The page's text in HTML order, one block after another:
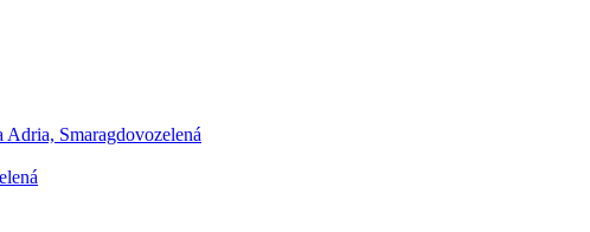
Adria, Smaragdovozelená